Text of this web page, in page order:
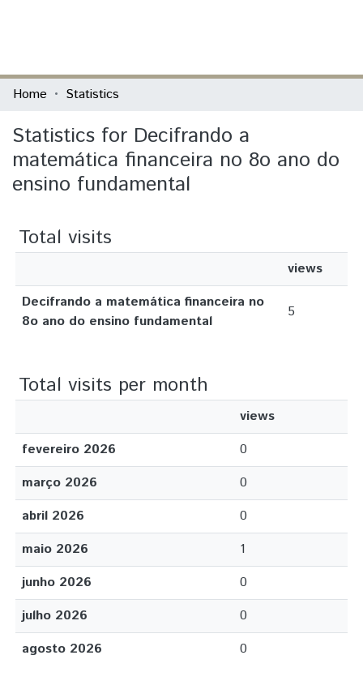
Communities & Collections
All of DSpace
Home Statistics
Statistics for Decifrando a
matemática financeira no 8o ano do
ensino fundamental
Total visits
views
Decifrando a matemática financeira no
8o ano do ensino fundamental
5
Total visits per month
views
fevereiro 2026
0
março 2026
0
abril 2026
0
maio 2026
1
junho 2026
0
julho 2026
0
agosto 2026
0